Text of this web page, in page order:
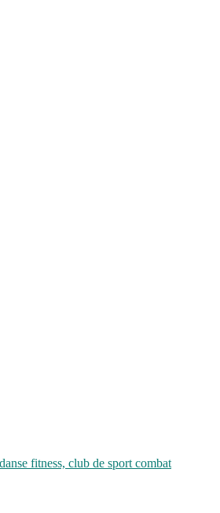
fitness, club de sport combat